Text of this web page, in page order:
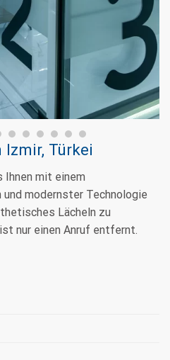
Türkei
mit einem
modernster Technologie
Lächeln zu
nur einen Anruf entfernt.